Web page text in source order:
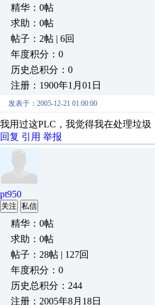
精华：0帖
求助：0帖
帖子：2帖 | 6回
年度积分：0
历史总积分：0
注册：1900年1月01日
发表于：2005-12-21 01:00:00
我用过这PLC，我觉得我在处理垃
回复 引用 举报
pt950
关注 私信
精华：0帖
求助：0帖
帖子：28帖 | 127回
年度积分：0
历史总积分：244
注册：2005年8月18日